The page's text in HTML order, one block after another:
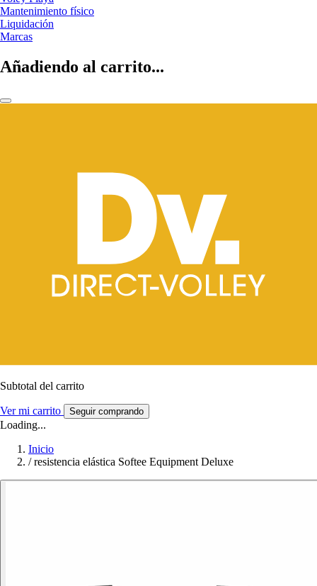
Mantenimiento físico
Liquidación
Marcas
Añadiendo al carrito...
Subtotal del carrito
Ver mi carrito Seguir comprando
Loading...
Inicio
/ resistencia elástica Softee Equipment Deluxe